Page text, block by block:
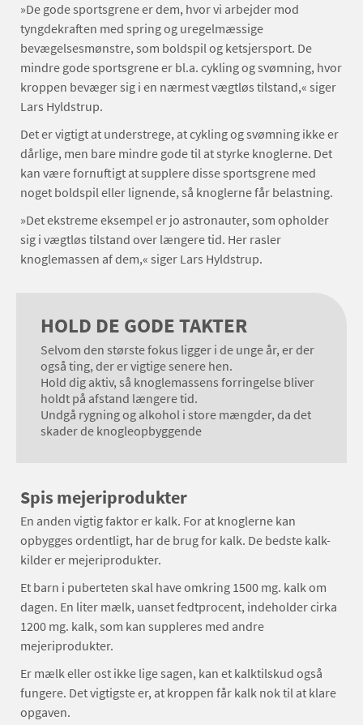
»De gode sportsgrene er dem, hvor vi arbejder mod
tyngdekraften med spring og uregelmæssige
bevægelsesmønstre, som boldspil og ketsjersport. De
mindre gode sportsgrene er bl.a. cykling og svømning, hvor
kroppen bevæger sig i en nærmest vægtløs tilstand,« siger
Lars Hyldstrup.
Det er vigtigt at understrege, at cykling og svømning ikke er
dårlige, men bare mindre gode til at styrke knoglerne. Det
kan være fornuftigt at supplere disse sportsgrene med
noget boldspil eller lignende, så knoglerne får belastning.
»Det ekstreme eksempel er jo astronauter, som opholder
sig i vægtløs tilstand over længere tid. Her rasler
knoglemassen af dem,« siger Lars Hyldstrup.
HOLD DE GODE TAKTER
Selvom den største fokus ligger i de unge år, er der
også ting, der er vigtige senere hen.
Hold dig aktiv, så knoglemassens forringelse bliver
holdt på afstand længere tid.
Undgå rygning og alkohol i store mængder, da det
skader de knogleopbyggende
Spis mejeriprodukter
En anden vigtig faktor er kalk. For at knoglerne kan
opbygges ordentligt, har de brug for kalk. De bedste kalk-
kilder er mejeriprodukter.
Et barn i puberteten skal have omkring 1500 mg. kalk om
dagen. En liter mælk, uanset fedtprocent, indeholder cirka
1200 mg. kalk, som kan suppleres med andre
mejeriprodukter.
Er mælk eller ost ikke lige sagen, kan et kalktilskud også
fungere. Det vigtigste er, at kroppen får kalk nok til at klare
opgaven.